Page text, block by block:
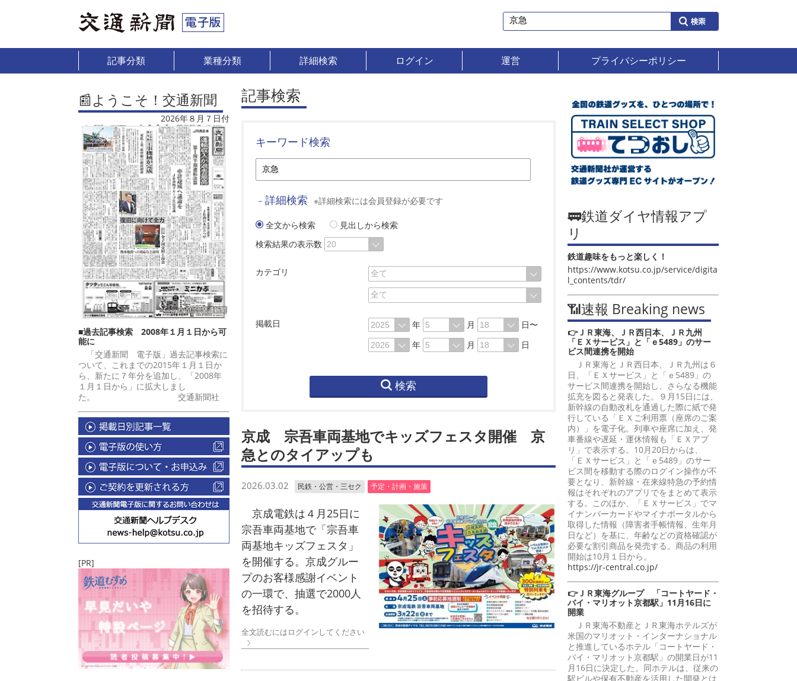
記事分類 業種分類 詳細検索 ログイン 運営 プライバシーポリシー
📰ようこそ！交通新聞
2026年８月７日付
■過去記事検索 2008年１月１日から可
能に
「交通新聞 電子版」過去記事検索に
ついて、これまでの2015年１月１日か
ら、新たに７年分を追加し、「2008年
１月１日から」に拡大しまし
た。 交通新聞社
[PR]
記事検索
キーワード検索
－ 詳細検索 ※詳細検索には会員登録が必要です
全文から検索
見出しから検索
検索結果の表示数
カテゴリ
掲載日 年 月
日〜
年
月 日
検索
京成 宗吾車両基地でキッズフェスタ開催 京
急とのタイアップも
2026.03.02 民鉄・公営・三セク 予定・計画・施策
京成電鉄は４月25日に
宗吾車両基地で「宗吾車
両基地キッズフェスタ」
を開催する。京成グルー
プのお客様感謝イベント
の一環で、抽選で2000人
を招待する。
全文読むにはログインしてください
🚃鉄道ダイヤ情報アプ
リ
鉄道趣味をもっと楽しく！
https://www.kotsu.co.jp/service/digita
l_contents/tdr/
📶速報 Breaking news
👉ＪＲ東海、ＪＲ西日本、ＪＲ九州
「ＥＸサービス」と「ｅ5489」のサー
ビス間連携を開始
ＪＲ東海とＪＲ西日本、ＪＲ九州は６
日、「ＥＸサービス」と「ｅ5489」の
サービス間連携を開始し、さらなる機能
拡充を図ると発表した。９月15日には、
新幹線の自動改札を通過した際に紙で発
行している「ＥＸご利用票（座席のご案
内）」を電子化。列車や座席に加え、発
車番線や遅延・運休情報も「ＥＸアプ
リ」で表示する。10月20日からは、
「ＥＸサービス」と「ｅ5489」のサー
ビス間を移動する際のログイン操作が不
要となり、新幹線・在来線特急の予約情
報はそれぞれのアプリでをまとめて表示
する。このほか、「ＥＸサービス」でマ
イナンバーカードやマイナポータルから
取得した情報（障害者手帳情報、生年月
日など）を基に、年齢などの資格確認が
必要な割引商品を発売する。商品の利用
開始は10月１日から。
https://jr-central.co.jp/
👉ＪＲ東海グループ 「コートヤード・
バイ・マリオット京都駅」11月16日に
開業
ＪＲ東海不動産とＪＲ東海ホテルズが
米国のマリオット・インターナショナル
と推進しているホテル「コートヤード・
バイ・マリオット京都駅」の開業日が11
月16日に決定した。同ホテルは、従来の
駅ビルや保有不動産を活用した開発とは